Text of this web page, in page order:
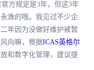
方规定是3年，但这3年
逸的哦。我见过不少企
年因为没做好维护被暂
向嘛，根据ICAS英格尔
和数字化管理，建议提